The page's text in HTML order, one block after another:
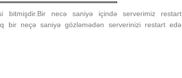
bitmişdir.Bir necə saniyə içində serverimiz restart
bir neçə saniyə gözləmədən serverinizi restart edə